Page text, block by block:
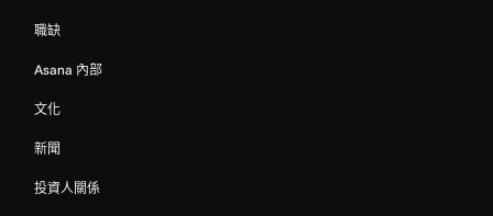
職缺
Asana 內部
文化
新聞
投資人關係